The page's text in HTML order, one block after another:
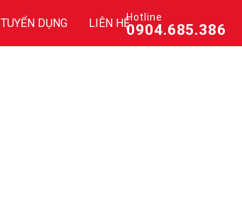
TUYỂN DỤNG LIÊN HỆHotline
0904.685.386